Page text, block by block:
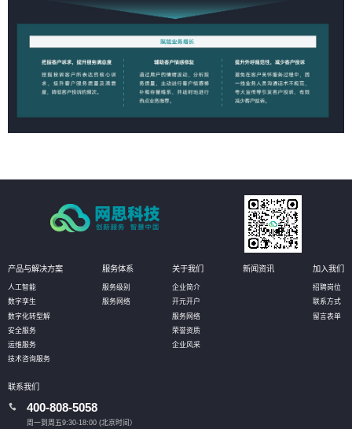
产品与解决方案
人工智能
数字孪生
数字化转型解
安全服务
运维服务
技术咨询服务
服务体系
服务级别
服务网络
关于我们
企业简介
开元开户
服务网络
荣誉资质
企业风采
新闻资讯 加入我们
招聘岗位
联系方式
留言表单
联系我们
400-808-5058
周一到周五9:30-18:00 (北京时间）